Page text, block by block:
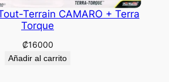
Terrain CAMARO + Terra
Torque
₡16000
Añadir al carrito